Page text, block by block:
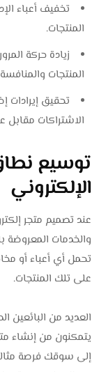
تخفيف أعباء
المنتجات.
المنتجات
تحقيق إيرادات
الاشتراكات
توسيع
الإلكتروني
عند تصميم متجر
والخدمات المعروضة
تحمل أي أعباء أو
على تلك المنتجات.
العديد من البائعين
يتمكنون من إنشاء
إلى سوقك فرصة